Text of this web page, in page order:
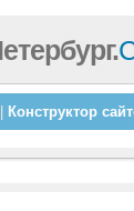
Конструктор